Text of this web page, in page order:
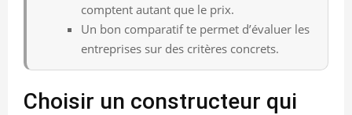
comptent autant que le prix.
Un bon comparatif te permet d’évaluer les
entreprises sur des critères concrets.
Choisir un constructeur qui